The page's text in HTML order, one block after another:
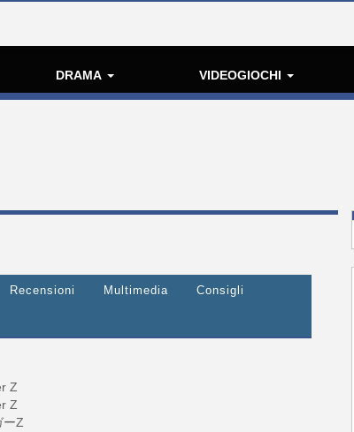
DRAMA VIDEOGIOCHI
Recensioni Multimedia Consigli
Z
Z
ーZ